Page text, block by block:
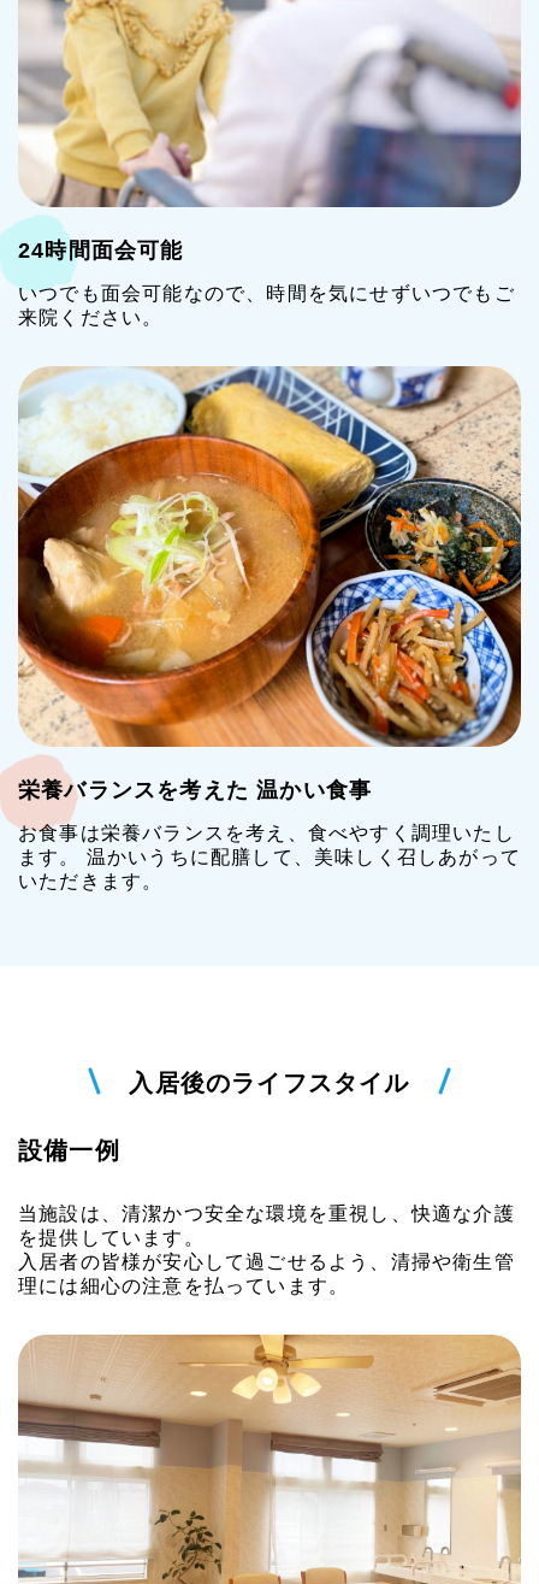
24時間面会可能
いつでも面会可能なので、時間を気にせずいつでもご
来院ください。
栄養バランスを考えた 温かい食事
お食事は栄養バランスを考え、食べやすく調理いたし
ます。 温かいうちに配膳して、美味しく召しあがって
いただきます。
入居後のライフスタイル
設備一例
当施設は、清潔かつ安全な環境を重視し、快適な介護
を提供しています。
入居者の皆様が安心して過ごせるよう、清掃や衛生管
理には細心の注意を払っています。